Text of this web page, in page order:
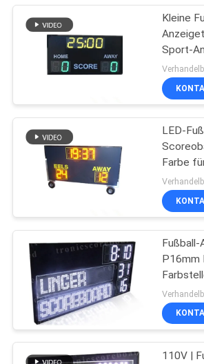
PRIVACY
POLICY
geführte
LED-Baseball-
Anzeigetafel
Elektronische
Fußball-
Kleine
Sport-
des
LED-
Farbe
Rugby-
P16mm
Wartung
110V |